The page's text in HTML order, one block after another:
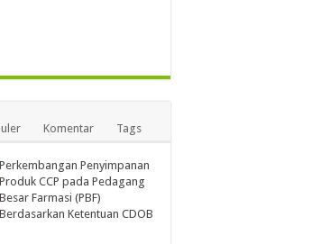
Komentar Tags
Perkembangan Penyimpanan
Produk CCP pada Pedagang
Besar Farmasi (PBF)
Berdasarkan Ketentuan CDOB